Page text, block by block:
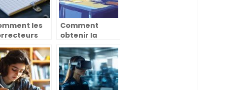
les
ils la
‘ais-je’
je’ ?
Comment
obtenir la
certification
TOSA Excel : le
guide complet
pour votre
carriere